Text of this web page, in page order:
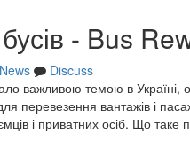
- Bus
News
Discuss
важливою темою в Україні,
перевезення вантажів і
і приватних осіб. Що